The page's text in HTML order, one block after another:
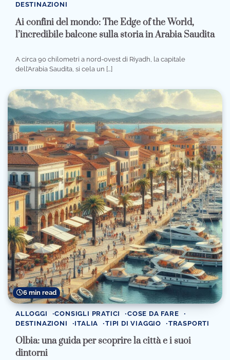
DESTINAZIONI
Ai confini del mondo: The Edge of the World,
l’incredibile balcone sulla storia in Arabia Saudita
A circa 90 chilometri a nord-ovest di Riyadh, la capitale
dell’Arabia Saudita, si cela un […]
6 min read
ALLOGGI CONSIGLI PRATICI
COSE DA FARE
DESTINAZIONI
ITALIA TIPI DI VIAGGIO TRASPORTI
Olbia: una guida per scoprire la città e i suoi
dintorni